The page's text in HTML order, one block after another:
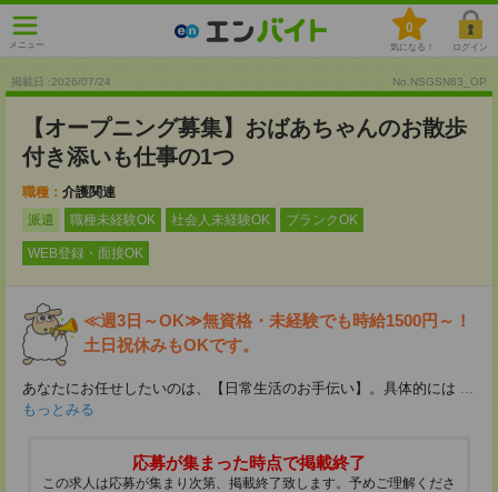
メニュー
0
気になる！ ログイン
掲載日 :2026/07/24 No.NSGSN83_OP
【オープニング募集】おばあちゃんのお散歩
付き添いも仕事の1つ
職種： 介護関連
派遣
職種未経験OK 社会人未経験OK ブランクOK
WEB登録・面接OK
≪週3日～OK≫無資格・未経験でも時給1500円～！
土日祝休みもOKです。
あなたにお任せしたいのは、【日常生活のお手伝い】。具体的には ...
もっとみる
応募が集まった時点で掲載終了
この求人は応募が集まり次第、掲載終了致します。予めご理解くださ